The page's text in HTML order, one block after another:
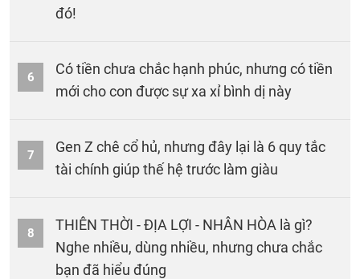
đó!
6
Có tiền chưa chắc hạnh phúc, nhưng có tiền
mới cho con được sự xa xỉ bình dị này
7
Gen Z chê cổ hủ, nhưng đây lại là 6 quy tắc
tài chính giúp thế hệ trước làm giàu
8
THIÊN THỜI - ĐỊA LỢI - NHÂN HÒA là gì?
Nghe nhiều, dùng nhiều, nhưng chưa chắc
bạn đã hiểu đúng